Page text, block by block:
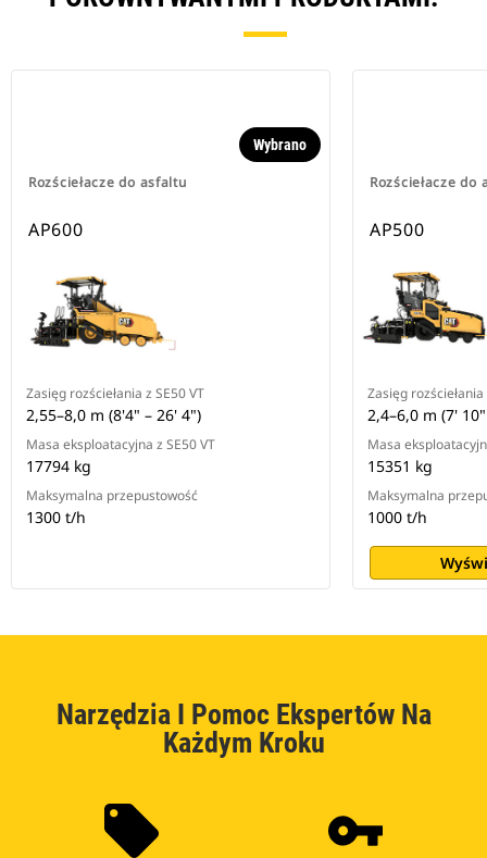
Rozściełacze do asfaltu
Wybrano
AP600
Zasięg rozściełania z SE50 VT
2,55–8,0 m (8'4" – 26' 4")
Masa eksploatacyjna z SE50 VT
17794 kg
Maksymalna przepustowość
1300 t/h
Rozściełacze do
AP500
Zasięg rozściełania
2,4–6,0 m (7'
Masa
15351 kg
Maksymalna
1000 t/h
Narzędzia I Pomoc Ekspertów Na
Każdym Kroku